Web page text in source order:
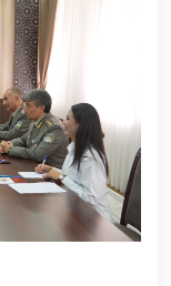
отношений
В
прошло в
диалога,
также
гвардия